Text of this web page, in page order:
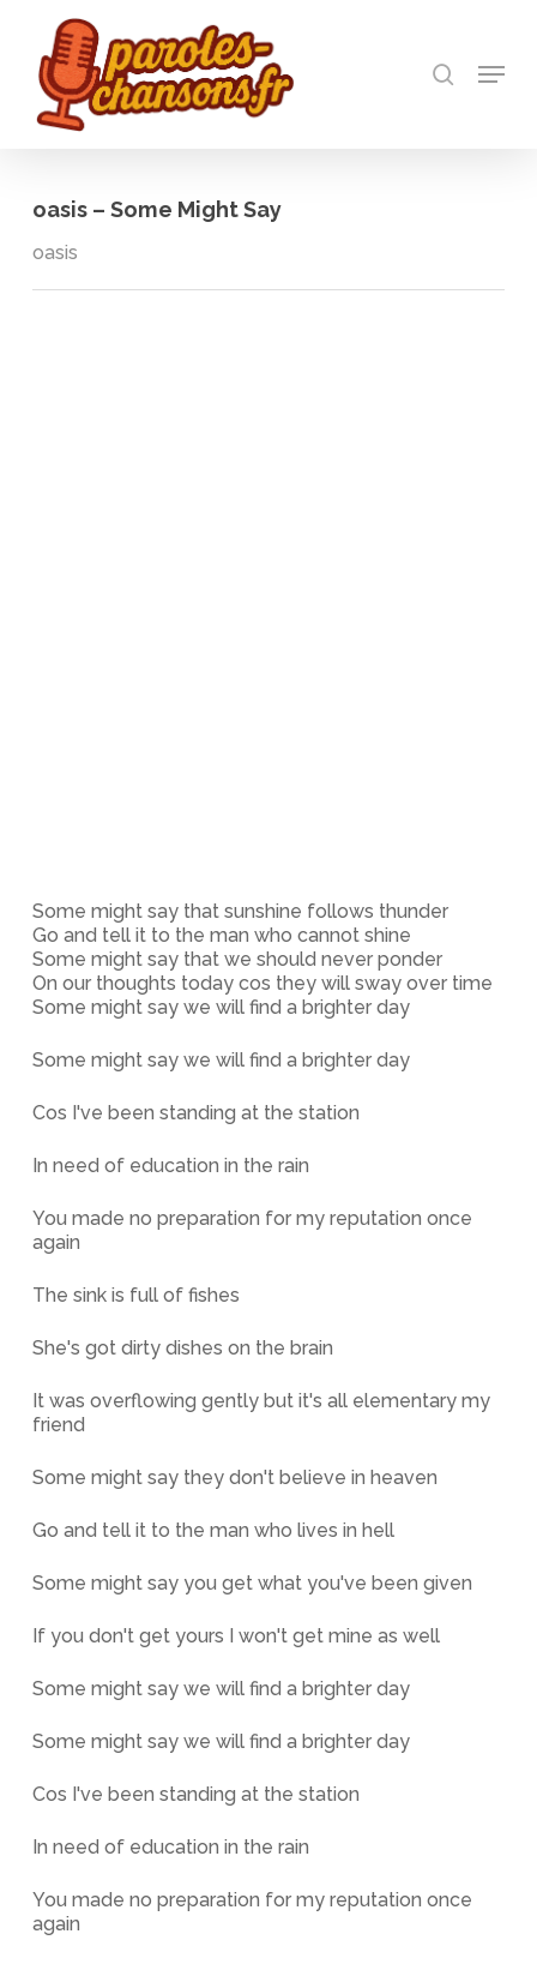
main
content
Menu
oasis – Some Might Say
oasis
Some might say that sunshine follows thunder
Go and tell it to the man who cannot shine
Some might say that we should never ponder
On our thoughts today cos they will sway over time
Some might say we will find a brighter day
Some might say we will find a brighter day
Cos I've been standing at the station
In need of education in the rain
You made no preparation for my reputation once
again
The sink is full of fishes
She's got dirty dishes on the brain
It was overflowing gently but it's all elementary my
friend
Some might say they don't believe in heaven
Go and tell it to the man who lives in hell
Some might say you get what you've been given
If you don't get yours I won't get mine as well
Some might say we will find a brighter day
Some might say we will find a brighter day
Cos I've been standing at the station
In need of education in the rain
You made no preparation for my reputation once
again
Close